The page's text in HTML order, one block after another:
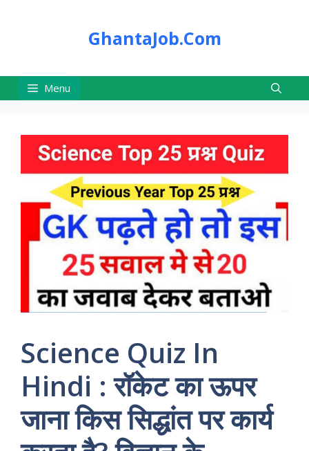
GhantaJob.Com
Menu
Science Quiz In
Hindi : रॉकेट का ऊपर
जाना किस सिद्धांत पर कार्य